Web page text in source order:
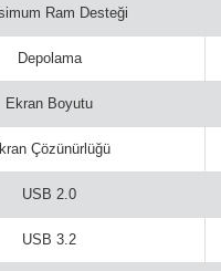
Ram Desteği
Depolama
Ekran Boyutu
Çözünürlüğü
USB 2.0
USB 3.2